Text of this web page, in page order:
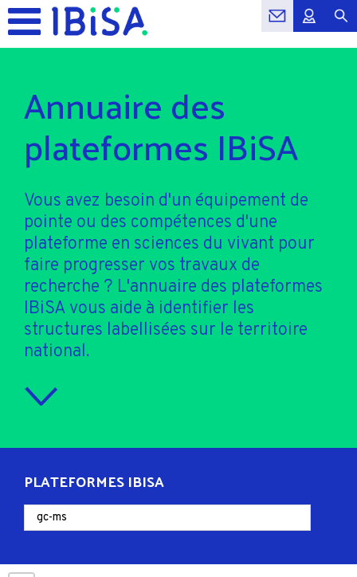
Annuaire des
plateformes IBiSA
Vous avez besoin d'un équipement de
pointe ou des compétences d'une
plateforme en sciences du vivant pour
faire progresser vos travaux de
recherche ? L'annuaire des plateformes
IBiSA vous aide à identifier les
structures labellisées sur le territoire
national.
PLATEFORMES IBISA